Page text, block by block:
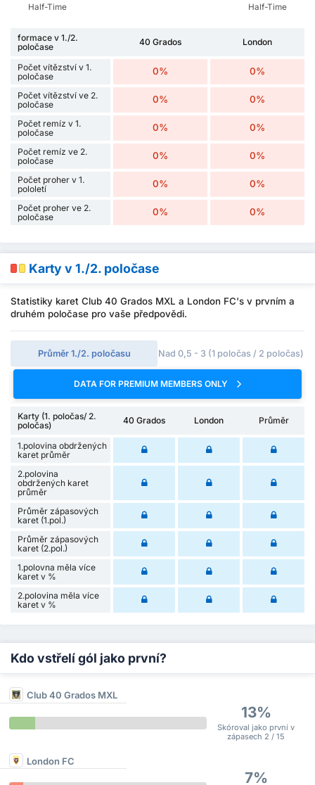
Half-Time Half-Time
formace v 1./2.
poločase
40 Grados London
Počet vítězství v 1.
poločase
0% 0%
Počet vítězství ve 2.
poločase
0% 0%
Počet remíz v 1.
poločase
0% 0%
Počet remíz ve 2.
poločase
0% 0%
Počet proher v 1.
pololetí
0% 0%
Počet proher ve 2.
poločase
0% 0%
Karty v 1./2. poločase
Statistiky karet Club 40 Grados MXL a London FC's v prvním a
druhém poločase pro vaše předpovědi.
Průměr 1./2. poločasu Nad 0,5 - 3 (1 poločas / 2 poločas)
DATA FOR PREMIUM MEMBERS ONLY
Karty (1. poločas/ 2.
poločas)
40 Grados London Průměr
1.polovina obdržených
karet průměr
2.polovina
obdržených karet
průměr
Průměr zápasových
karet (1.pol.)
Průměr zápasových
karet (2.pol.)
1.polovna měla více
karet v %
2.polovina měla více
karet v %
Kdo vstřelí gól jako první?
Club 40 Grados MXL
13%
Skóroval jako první v
zápasech 2 / 15
London FC
7%